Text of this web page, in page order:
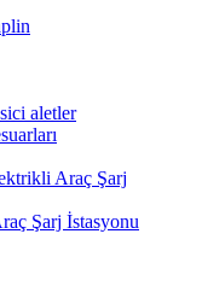
aletler
Araç Şarj
Şarj İstasyonu